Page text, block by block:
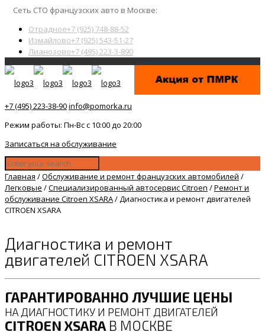
Сеть СТО французских авто в Москве:
Отрадное+7 (925) 748-88-52
Измайлово+7 (925) 543-51-27
Лианозово+7 (495) 223-3-890
+7 (495) 223-38-90info@pomorka.ru
Режим работы: Пн-Вс с 10:00 до 20:00
Записаться на обслуживание
Главная /Обслуживание и ремонт французских автомобилей /
Легковые /Специализированный автосервис Citroen /Ремонт и
обслуживание Citroen XSARA/Диагностика и ремонт двигателей
CITROEN XSARA
Диагностика и ремонт
двигателей CITROEN XSARA
ГАРАНТИРОВАННО ЛУЧШИЕ ЦЕНЫ
НА ДИАГНОСТИКУ И РЕМОНТ ДВИГАТЕЛЕЙ
CITROEN XSARA В МОСКВЕ